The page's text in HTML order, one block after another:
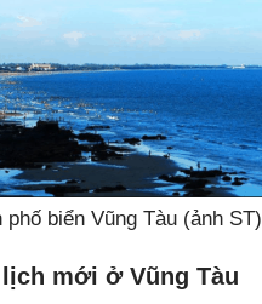
phố biển Vũng Tàu (ảnh ST)
mới ở Vũng Tàu